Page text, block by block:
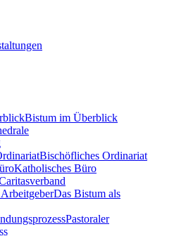
Bistum im Überblick
Bischöfliches Ordinariat
Katholisches Büro
Das Bistum als
Pastoraler